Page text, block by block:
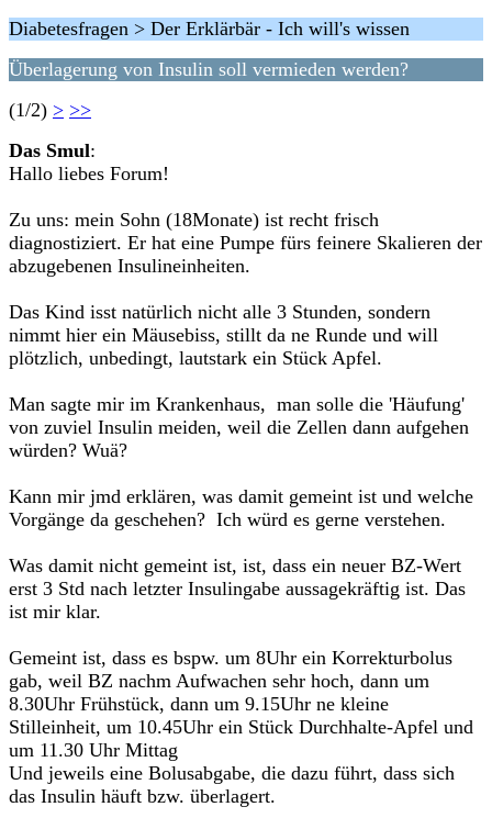
Diabetesfragen > Der Erklärbär - Ich will's wissen
Überlagerung von Insulin soll vermieden werden?
(1/2) > >>
Das Smul:
Hallo liebes Forum!
Zu uns: mein Sohn (18Monate) ist recht frisch
diagnostiziert. Er hat eine Pumpe fürs feinere Skalieren der
abzugebenen Insulineinheiten.
Das Kind isst natürlich nicht alle 3 Stunden, sondern
nimmt hier ein Mäusebiss, stillt da ne Runde und will
plötzlich, unbedingt, lautstark ein Stück Apfel.
Man sagte mir im Krankenhaus, man solle die 'Häufung'
von zuviel Insulin meiden, weil die Zellen dann aufgehen
würden? Wuä?
Kann mir jmd erklären, was damit gemeint ist und welche
Vorgänge da geschehen? Ich würd es gerne verstehen.
Was damit nicht gemeint ist, ist, dass ein neuer BZ-Wert
erst 3 Std nach letzter Insulingabe aussagekräftig ist. Das
ist mir klar.
Gemeint ist, dass es bspw. um 8Uhr ein Korrekturbolus
gab, weil BZ nachm Aufwachen sehr hoch, dann um
8.30Uhr Frühstück, dann um 9.15Uhr ne kleine
Stilleinheit, um 10.45Uhr ein Stück Durchhalte-Apfel und
um 11.30 Uhr Mittag
Und jeweils eine Bolusabgabe, die dazu führt, dass sich
das Insulin häuft bzw. überlagert.